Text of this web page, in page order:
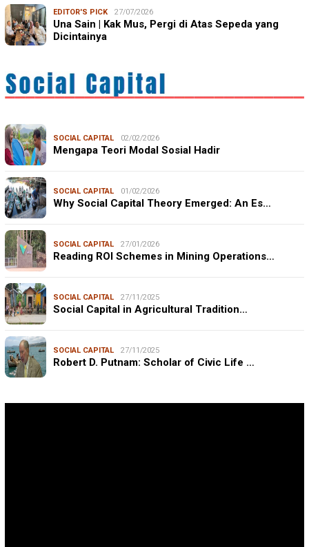
EDITOR'S PICK 27/07/2026
Una Sain | Kak Mus, Pergi di Atas Sepeda yang
Dicintainya
SOCIAL CAPITAL 02/02/2026
Mengapa Teori Modal Sosial Hadir
SOCIAL CAPITAL 01/02/2026
Why Social Capital Theory Emerged: An Es…
SOCIAL CAPITAL 27/01/2026
Reading ROI Schemes in Mining Operations…
SOCIAL CAPITAL 27/11/2025
Social Capital in Agricultural Tradition…
SOCIAL CAPITAL 27/11/2025
Robert D. Putnam: Scholar of Civic Life …